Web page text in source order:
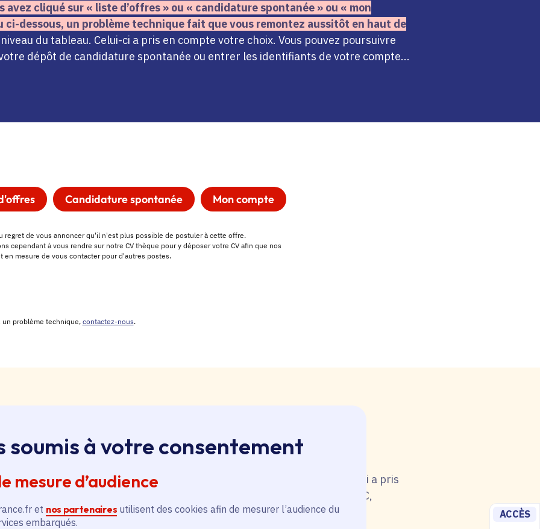
soumis à votre consentement
mesure d’audience
et nos partenaires utilisent des cookies afin de mesurer l’audience du
embarqués.
ACCÈS
cliqué sur « liste d’offres » ou « candidature spontanée » ou « mon
ci-dessous, un problème technique fait que vous remontez aussitôt en haut de
du tableau. Celui-ci a pris en compte votre choix. Vous pouvez poursuivre
dépôt de candidature spontanée ou entrer les identifiants de votre compte...
apprentissage, stage
sur le bouton « Liste d'offres » pour qu'il soit en rouge. Une anomalie
aussitôt en haut de page. Redescendez au niveau du tableau. Celui-ci a pris
alors faire une recherche par catégorie (emploi de catégorie A/B/C,
filière et département (75, 77, 78, 91, 92, 93, 94, 95).